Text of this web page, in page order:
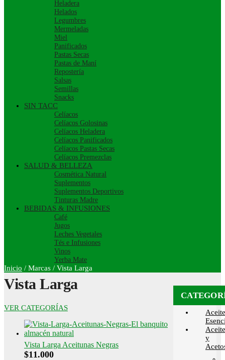
Heladera
Helados
Legumbres
Mermeladas
Miel
Panificados
Pastas Secas
Pastas de Maní
Repostería
Salsas
Semillas
Snacks
SIN TACC
Celíacos
Celíacos Golosinas
Celíacos Heladera
Celíacos Panificados
Celíacos Pastas Secas
Celíacos Premezclas
SALUD & BELLEZA
Cosmética Natural
Suplementos
Suplementos Deportivos
Tinturas Madre
BEBIDAS & INFUSIONES
Café
Jugos
Leches Vegetales
Tés e Infusiones
Vinos
Yerba Mate
Inicio / Marcas / Vista Larga
Vista Larga
VER CATEGORÍAS
Vista Larga Aceitunas Negras
$11.000
y